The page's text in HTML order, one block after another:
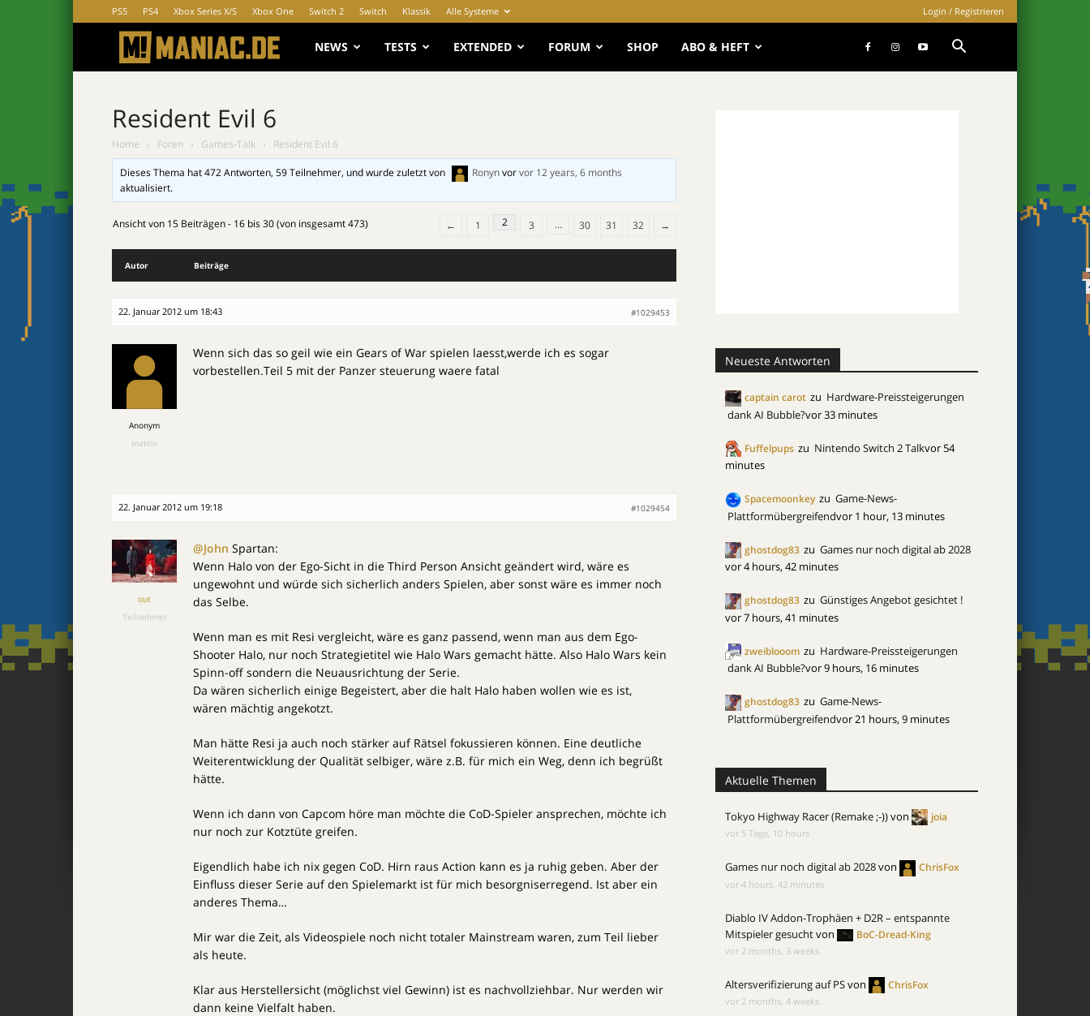
PS5 PS4 Xbox Series X/S Xbox One Switch 2 Switch Klassik Alle Systeme Login / Registrieren
MANIAC.de
NEWS TESTS EXTENDED FORUM SHOP ABO & HEFT
Resident Evil 6
Home › Foren › Games-Talk › Resident Evil 6
Dieses Thema hat 472 Antworten, 59 Teilnehmer, und wurde zuletzt von Ronynvorvor 12 years, 6 months
aktualisiert.
Ansicht von 15 Beiträgen - 16 bis 30 (von insgesamt 473) ← 1 2 3 … 30 31 32 →
Autor Beiträge
22. Januar 2012 um 18:43 #1029453
Anonym
Inaktiv
Wenn sich das so geil wie ein Gears of War spielen laesst,werde ich es sogar
vorbestellen.Teil 5 mit der Panzer steuerung waere fatal
22. Januar 2012 um 19:18 #1029454
out
Teilnehmer
@John Spartan:
Wenn Halo von der Ego-Sicht in die Third Person Ansicht geändert wird, wäre es
ungewohnt und würde sich sicherlich anders Spielen, aber sonst wäre es immer noch
das Selbe.
Wenn man es mit Resi vergleicht, wäre es ganz passend, wenn man aus dem Ego-
Shooter Halo, nur noch Strategietitel wie Halo Wars gemacht hätte. Also Halo Wars kein
Spinn-off sondern die Neuausrichtung der Serie.
Da wären sicherlich einige Begeistert, aber die halt Halo haben wollen wie es ist,
wären mächtig angekotzt.
Man hätte Resi ja auch noch stärker auf Rätsel fokussieren können. Eine deutliche
Weiterentwicklung der Qualität selbiger, wäre z.B. für mich ein Weg, denn ich begrüßt
hätte.
Wenn ich dann von Capcom höre man möchte die CoD-Spieler ansprechen, möchte ich
nur noch zur Kotztüte greifen.
Eigendlich habe ich nix gegen CoD. Hirn raus Action kann es ja ruhig geben. Aber der
Einfluss dieser Serie auf den Spielemarkt ist für mich besorgniserregend. Ist aber ein
anderes Thema…
Mir war die Zeit, als Videospiele noch nicht totaler Mainstream waren, zum Teil lieber
als heute.
Klar aus Herstellersicht (möglichst viel Gewinn) ist es nachvollziehbar. Nur werden wir
dann keine Vielfalt haben.
Neueste Antworten
captain carot zu Hardware-Preissteigerungen
dank AI Bubble?vor 33 minutes
Fuffelpups zu Nintendo Switch 2 Talkvor 54
minutes
Spacemoonkey zu Game-News-
Plattformübergreifendvor 1 hour, 13 minutes
ghostdog83 zu Games nur noch digital ab 2028
vor 4 hours, 42 minutes
ghostdog83 zu Günstiges Angebot gesichtet !
vor 7 hours, 41 minutes
zweiblooom zu Hardware-Preissteigerungen
dank AI Bubble?vor 9 hours, 16 minutes
ghostdog83 zu Game-News-
Plattformübergreifendvor 21 hours, 9 minutes
Aktuelle Themen
Tokyo Highway Racer (Remake ;-))von joia
vor 5 Tage, 10 hours
Games nur noch digital ab 2028von ChrisFox
vor 4 hours, 42 minutes
Diablo IV Addon-Trophäen + D2R – entspannte
Mitspieler gesuchtvon BoC-Dread-King
vor 2 months, 3 weeks
Altersverifizierung auf PSvon ChrisFox
vor 2 months, 4 weeks